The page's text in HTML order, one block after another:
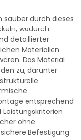
sauber durch dieses
wodurch
detaillierter
Materialien
Das Material
zu, darunter
entsprechend
ohne
Befestigung